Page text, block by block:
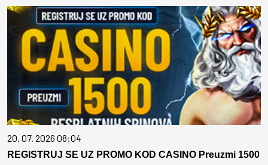
20. 07. 2026 08:04
REGISTRUJ SE UZ PROMO KOD CASINO Preuzmi 1500